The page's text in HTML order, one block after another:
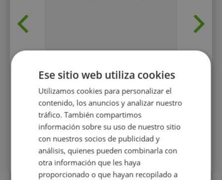
15 €/h
Mostrar perfil
de
pero
Más perfiles similares
Ese sitio web utiliza cookies
Utilizamos cookies para personalizar el
contenido, los anuncios y analizar nuestro
tráfico. También compartimos
información sobre su uso de nuestro sitio
con nuestros socios de publicidad y
análisis, quienes pueden combinarla con
otra información que les haya
proporcionado o que hayan recopilado a